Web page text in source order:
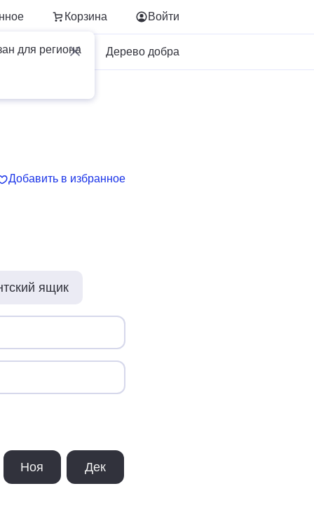
Корзина
для региона
Войти
Для бизнеса Дерево добра
Добавить в избранное
ящик
Ноя Дек